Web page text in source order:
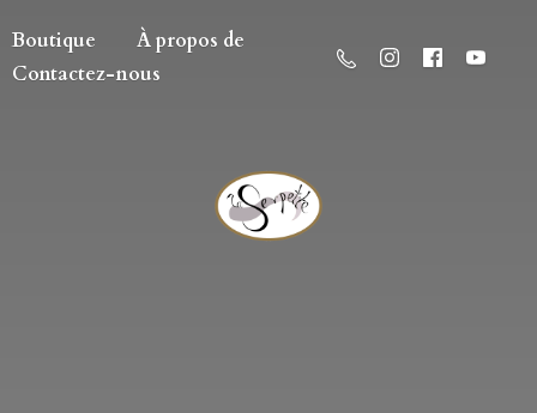
Boutique
À propos de
Contactez-nous